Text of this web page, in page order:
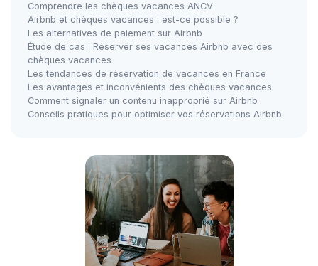
Comprendre les chèques vacances ANCV
Airbnb et chèques vacances : est-ce possible ?
Les alternatives de paiement sur Airbnb
Étude de cas : Réserver ses vacances Airbnb avec des
chèques vacances
Les tendances de réservation de vacances en France
Les avantages et inconvénients des chèques vacances
Comment signaler un contenu inapproprié sur Airbnb
Conseils pratiques pour optimiser vos réservations Airbnb